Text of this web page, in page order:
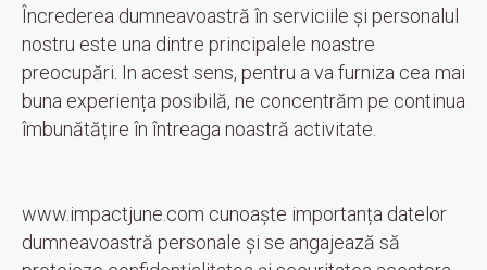
Încrederea dumneavoastră în serviciile și personalul
nostru este una dintre principalele noastre
preocupări. In acest sens, pentru a va furniza cea mai
buna experiența posibilă, ne concentrăm pe continua
îmbunătățire în întreaga noastră activitate.
www.impactjune.com cunoaște importanța datelor
dumneavoastră personale și se angajează să